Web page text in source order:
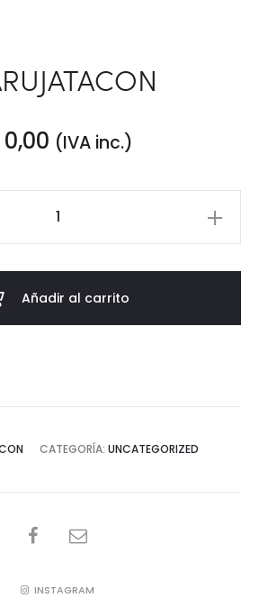
0,00 (IVA inc.)
Añadir al carrito
CATEGORÍA: UNCATEGORIZED
SHARE
INSTAGRAM